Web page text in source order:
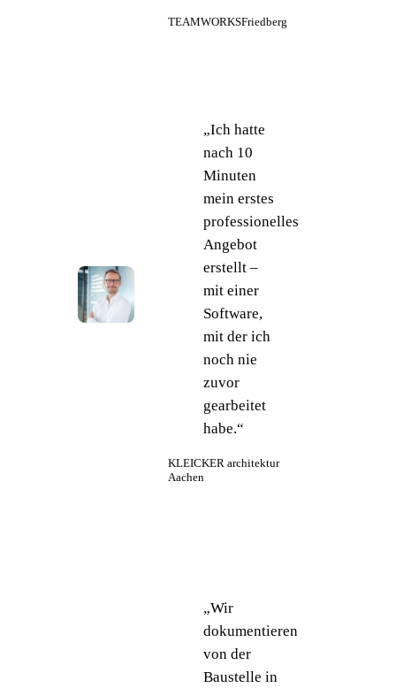
TEAMWORKSFriedberg
„Ich hatte
nach 10
Minuten
mein erstes
professionelles
Angebot
erstellt –
mit einer
Software,
mit der ich
noch nie
zuvor
gearbeitet
habe.“
KLEICKER architektur
Aachen
„Wir
dokumentieren
von der
Baustelle in